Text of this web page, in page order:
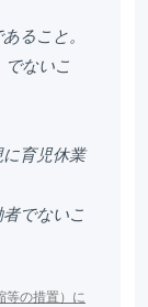
ること。
ないこ
育児休業
でないこ
等の措置）に